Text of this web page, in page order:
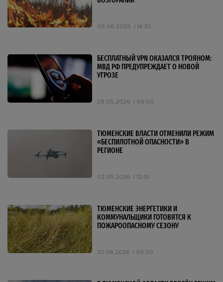
06.06.2026 14:30
БЕСПЛАТНЫЙ VPN ОКАЗАЛСЯ ТРОЯНОМ:
МВД РФ ПРЕДУПРЕЖДАЕТ О НОВОЙ
УГРОЗЕ
28.05.2026 09:00
ТЮМЕНСКИЕ ВЛАСТИ ОТМЕНИЛИ РЕЖИМ
«БЕСПИЛОТНОЙ ОПАСНОСТИ» В
РЕГИОНЕ
02.05.2026 12:01
ТЮМЕНСКИЕ ЭНЕРГЕТИКИ И
КОММУНАЛЬЩИКИ ГОТОВЯТСЯ К
ПОЖАРООПАСНОМУ СЕЗОНУ
30.04.2026 09:00